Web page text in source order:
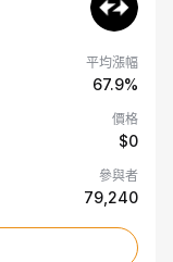
平均漲幅
67.9%
價格
$0
參與者
79,240